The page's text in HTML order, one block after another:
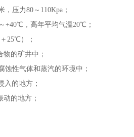
压力80～110Kpa；
，高年平均气温20℃；
25℃）；
的矿井中；
性气体和蒸汽的环境中；
的地方；
的地方；